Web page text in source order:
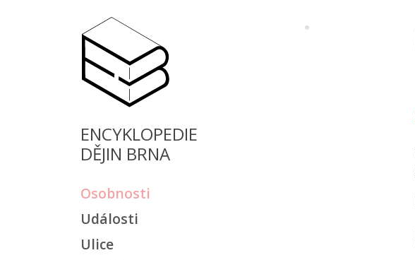
ENCYKLOPEDIE
DĚJIN BRNA
Osobnosti
Události
Ulice